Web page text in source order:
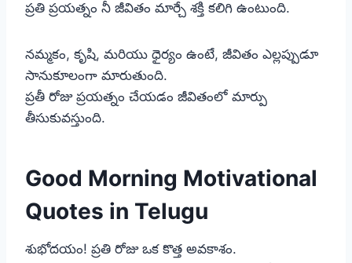
ప్రతి ప్రయత్నం నీ జీవితం మార్చే శక్తి కలిగి ఉంటుంది.
నమ్మకం, కృషి, మరియు ధైర్యం ఉంటే, జీవితం ఎల్లప్పుడూ
సానుకూలంగా మారుతుంది.
ప్రతీ రోజు ప్రయత్నం చేయడం జీవితంలో మార్పు
తీసుకువస్తుంది.
Good Morning Motivational
Quotes in Telugu
శుభోదయం! ప్రతి రోజు ఒక కొత్త అవకాశం.